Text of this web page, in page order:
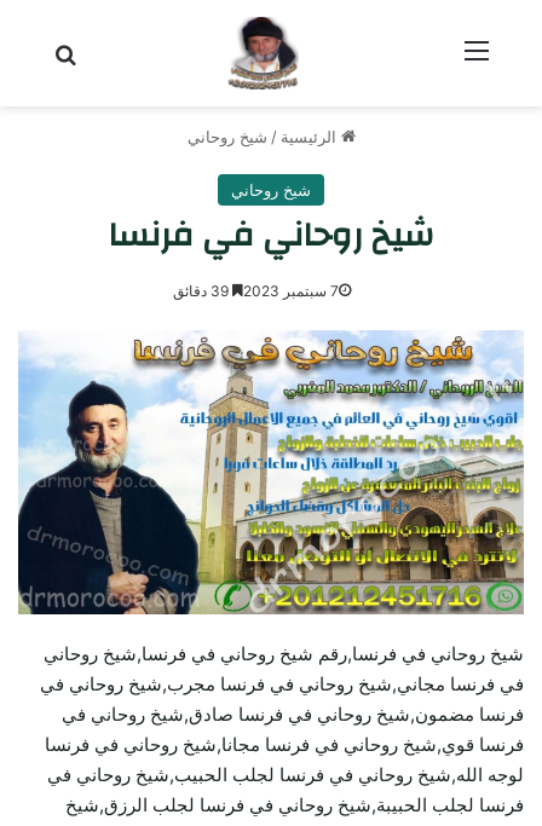
الرئيسية / شيخ روحاني
شيخ روحاني
شيخ روحاني في فرنسا
7 سبتمبر 2023
شيخ روحاني في فرنسا,رقم شيخ روحاني في فرنسا,شيخ روحاني
في فرنسا مجاني,شيخ روحاني في فرنسا مجرب,شيخ روحاني في
فرنسا مضمون,شيخ روحاني في فرنسا صادق,شيخ روحاني في
فرنسا قوي,شيخ روحاني في فرنسا مجانا,شيخ روحاني في فرنسا
لوجه الله,شيخ روحاني في فرنسا لجلب الحبيب,شيخ روحاني في
فرنسا لجلب الحبيبة,شيخ روحاني في فرنسا لجلب الرزق,شيخ